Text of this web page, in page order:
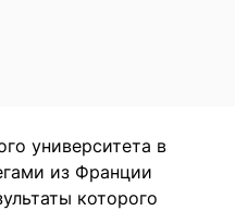
университета в
из Франции
которого